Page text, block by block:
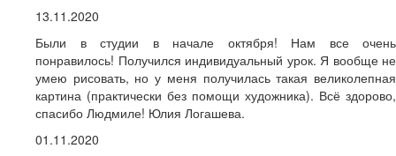
13.11.2020
Были в студии в начале октября! Нам все очень
понравилось! Получился индивидуальный урок. Я вообще не
умею рисовать, но у меня получилась такая великолепная
картина (практически без помощи художника). Всё здорово,
спасибо Людмиле! Юлия Логашева.
01.11.2020